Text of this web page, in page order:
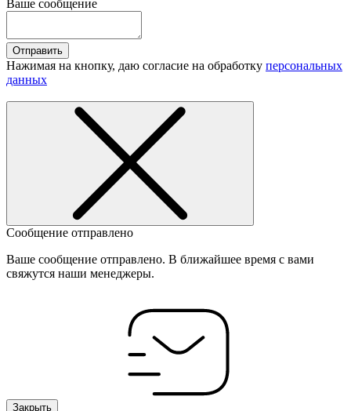
Ваше сообщение
Отправить
Нажимая на кнопку, даю согласие на обработку персональных
данных
Сообщение отправлено
Ваше сообщение отправлено. В ближайшее время с вами
свяжутся наши менеджеры.
Закрыть